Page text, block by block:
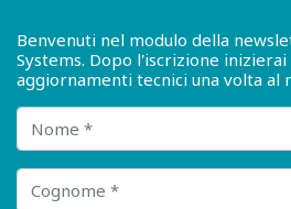
Benvenuti nel modulo della
Systems. Dopo l'iscrizione
aggiornamenti tecnici una volta al
Nome
Cognome